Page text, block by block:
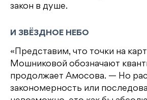
закон в душе.
И ЗВЁЗДНОЕ НЕБО
«Представим, что точки на
Мошниковой обозначают
продолжает Амосова. — Но
закономерность или